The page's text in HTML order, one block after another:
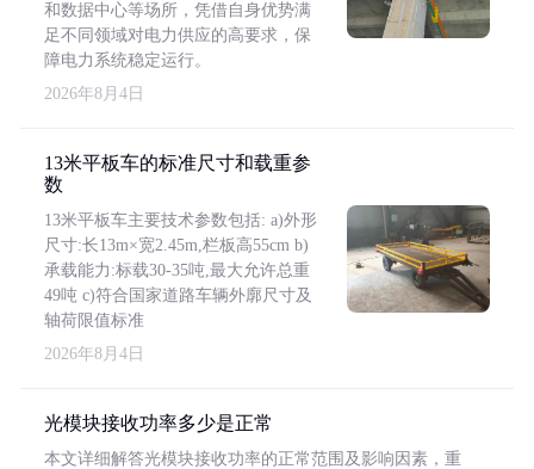
和数据中心等场所，凭借自身优势满
足不同领域对电力供应的高要求，保
障电力系统稳定运行。
2026年8月4日
13米平板车的标准尺寸和载重参
数
13米平板车主要技术参数包括: a)外形
尺寸:长13m×宽2.45m,栏板高55cm b)
承载能力:标载30-35吨,最大允许总重
49吨 c)符合国家道路车辆外廓尺寸及
轴荷限值标准
2026年8月4日
光模块接收功率多少是正常
本文详细解答光模块接收功率的正常范围及影响因素，重